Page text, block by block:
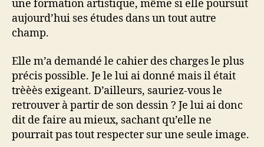
une formation artistique, même si elle poursuit
aujourd’hui ses études dans un tout autre
champ.
Elle m’a demandé le cahier des charges le plus
précis possible. Je le lui ai donné mais il était
trèèès exigeant. D’ailleurs, sauriez-vous le
retrouver à partir de son dessin ? Je lui ai donc
dit de faire au mieux, sachant qu’elle ne
pourrait pas tout respecter sur une seule image.